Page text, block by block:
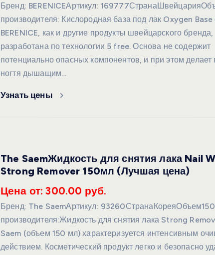
Бренд: BERENICEАртикул:
производителя: Кислородная база под лак Oxygen Base
BERENICE, как и другие продукты швейцарского бренда,
разработана по технологии 5 free. Основа не содержит
потенциально опасных компонентов, и при этом делает
ногтя дышащим…
Узнать цены
The SaemЖидкость для снятия лака Nail
Strong Remover 150мл (Лучшая цена)
Цена от: 300.00 руб.
Бренд: The SaemАртикул:
производителя:Жидкость для снятия лака Strong
Saem (объем 150 мл) характеризуется интенсивным
действием. Косметический продукт легко и безопасно